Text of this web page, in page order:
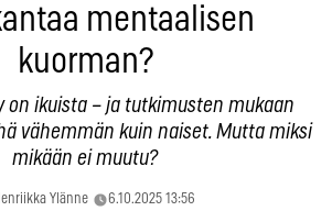
mentaalisen
kuorman?
on ikuista – ja tutkimusten mukaan
vähemmän kuin naiset. Mutta miksi
mikään ei muutu?
Ylänne 6.10.2025 13:56